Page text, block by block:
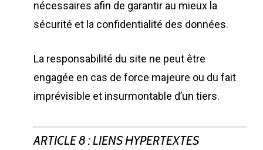
nécessaires afin de garantir au mieux la
sécurité et la confidentialité des données.
La responsabilité du site ne peut être
engagée en cas de force majeure ou du fait
imprévisible et insurmontable d’un tiers.
ARTICLE 8 : LIENS HYPERTEXTES